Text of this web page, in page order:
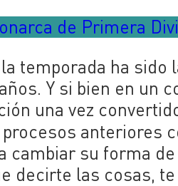
de Primera
temporada ha sido
Y si bien en un
una vez
anteriores
cambiar su forma
decirte las cosas, te